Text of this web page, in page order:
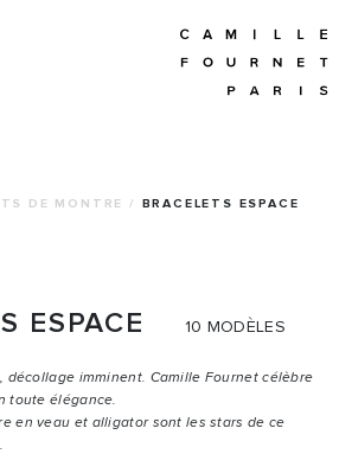
DE MONTRE / BRACELETS ESPACE
ESPACE 10 MODÈLES
décollage imminent. Camille Fournet célèbre
toute élégance.
en veau et alligator sont les stars de ce